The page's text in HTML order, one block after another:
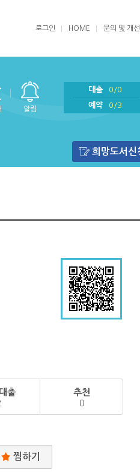
로그인 HOME 문의 및 개
알림
대출
0/0
예약
0/3
희망도서신
출 추천
0
찜하기